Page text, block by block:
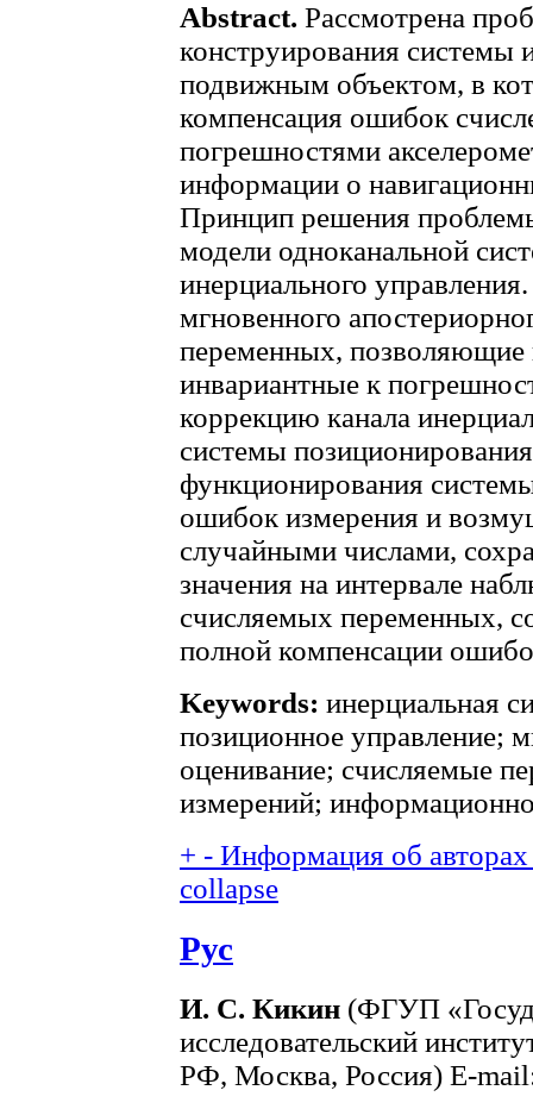
Abstract. Рассмотрена
конструирования системы
подвижным объектом, в
компенсация ошибок
погрешностями
информации о
Принцип решения
модели одноканальной
инерциального
мгновенного
переменных, позволяющие
инвариантные к
коррекцию канала
системы
функционирования
ошибок измерения и
случайными числами,
значения на интервале
счисляемых переменных,
полной компенсации
Keywords: инерциальная
позиционное управление;
оценивание; счисляемые
измерений;
+ - Информация об
collapse
Рус
И. С. Кикин (ФГУП
исследовательский
РФ, Москва, Россия) E-